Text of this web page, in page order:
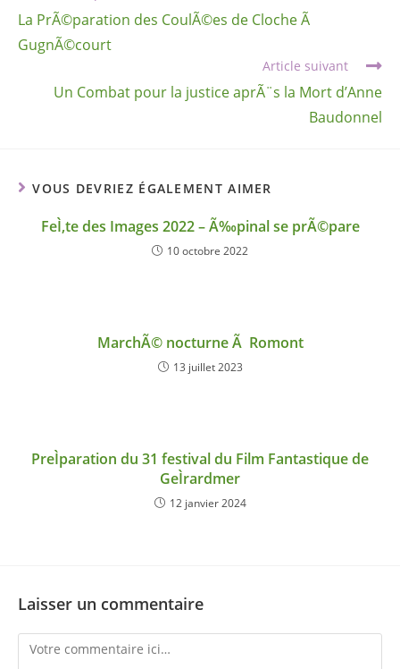
La PrÃ©paration des CoulÃ©es de Cloche Ã
GugnÃ©court
Article suivant
Un Combat pour la justice aprÃ¨s la Mort d’Anne
Baudonnel
VOUS DEVRIEZ ÉGALEMENT AIMER
FeÌ‚te des Images 2022 – Ã‰pinal se prÃ©pare
10 octobre 2022
MarchÃ© nocturne Ã Romont
13 juillet 2023
PreÌparation du 31 festival du Film Fantastique de
GeÌrardmer
12 janvier 2024
Laisser un commentaire